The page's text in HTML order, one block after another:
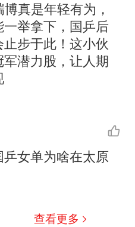
真是年轻有为，
举拿下，国乒后
步于此！这小伙
潜力股，让人期
女单为啥在太原
查看更多
床头放菜刀的女孩，
“跟我回家”改写了
价570元，搬到楼下
才肯搬上楼！女子傻
国小炒肉大王”称